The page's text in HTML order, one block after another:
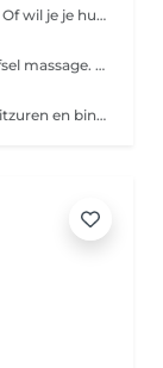
Binnenkort een feestje of een belangrijke dag? Of wil je je huid een boost geven? De energy bootcamp is speciaal voor de huid die een boost kan gebruiken. Ook werkt deze behandeling super op de huidverjonging door middel van de bindweefsel massage en shock therapy ampullen. -Reinigen -Epileren/waxen wenkbrauwen -Mandelico Glow peel mits de huid dit toelaat -(Eventueel Spicy skin Shock) -Ampul aangepast op het huidtype -Deep massage / Cupping massage - Verzorgend masker -Dag- of nachtverzorging
Effectieve fruitzuur behandeling met bindweefsel massage. 1e keer? Dan plan ik graag eerst een power up kennismaking behandeling met je in om kennis te maken met jouw huid. Tijdens deze behandeling wordt er gewerkt met fruitzuren. De behandeling is perfect voor een huid met: - rimpeltjes/fijne lijntjes - Pigmentvlekjes -Acne / Vette huid / acne littekens - Vochtarme/droge huid - Grove porie structuur Behandeling: - Reinigen - Harsen/epileren wenkbrauwen - Milde scrub - Onzuiverheden verwijderen - Bindweefsel massage - Dermapeel fruitzuur peeling - Serum - Dag-/nachtverzorging
Deze behandeling heeft de combinatie van fruitzuren en bindweefselmassage speciaal gericht op pigment en een onzuivere huid of een huid met beginnende lijntjes, diepere rimpels en/of vlekjes. Nog niet bekend met Cenzaa en de fruitzuurpeeling? Dan maak ik graag eerst kennis met jouw huid d.m.v. een wellness behandeling. -Reinigen -Epileren/waxen wenkbrauwen -Dieptereiniging -Onzuiverheden verwijderen -Fruitzuur peeling -Serum -Bindweefselmassage -Masker -Dag- of nachtverzorging